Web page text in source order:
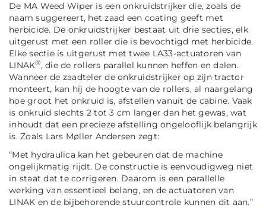
De MA Weed Wiper is een onkruidstrijker die, zoals de
naam suggereert, het zaad een coating geeft met
herbicide. De onkruidstrijker bestaat uit drie secties, elk
uitgerust met een roller die is bevochtigd met herbicide.
Elke sectie is uitgerust met twee LA33-actuatoren van
LINAK®, die de rollers parallel kunnen heffen en dalen.
Wanneer de zaadteler de onkruidstrijker op zijn tractor
monteert, kan hij de hoogte van de rollers, al naargelang
hoe groot het onkruid is, afstellen vanuit de cabine. Vaak
is onkruid slechts 2 tot 3 cm langer dan het gewas, wat
inhoudt dat een precieze afstelling ongelooflijk belangrijk
is. Zoals Lars Møller Andersen zegt:
“Met hydraulica kan het gebeuren dat de machine
ongelijkmatig rijdt. De constructie is eenvoudigweg niet
in staat dat te corrigeren. Daarom is een parallelle
werking van essentieel belang, en de actuatoren van
LINAK en de bijbehorende stuurcontrole kunnen dit aan.”